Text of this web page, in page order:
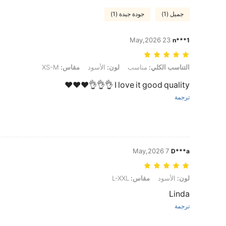
جميل (1) جودة جيدة (1)
n***1
23 May,2026
التناسب الكلي: مناسب, لون: الأسود, مقاس: XS-M
التناسب الكلي: مناسب لون: الأسود مقاس:
I love it good quality 👌👌👌❤️❤️❤️
ترجمة
D***a
7 May,2026
لون: الأسود, مقاس: L-XXL
لون: الأسود مقاس:
Linda
ترجمة